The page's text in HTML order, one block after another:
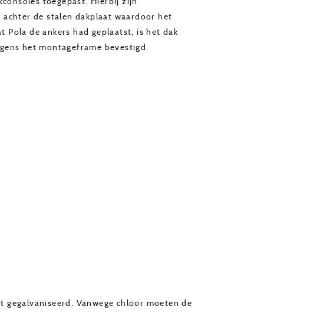
de stalen dakplaat waardoor het
Pola de ankers had geplaatst, is het dak
het montageframe bevestigd.
Vanwege chloor moeten de